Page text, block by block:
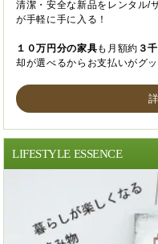
清潔・安全な新品をレンタル/
が手軽に手に入る！
１０万円分の家具も月額約 ３
却が選べるからお支払いがグ
LIFESTYLE ESSENCE